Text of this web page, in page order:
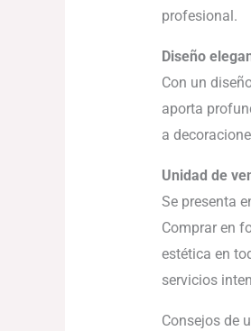
profesional.
Diseño
Con un
aporta
a
Unidad de
Se presenta
Comprar en
estética en
servicios
Consejos de